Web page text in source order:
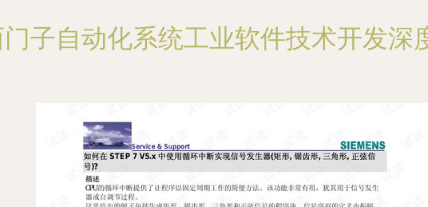
子自动化系统工业软件技术开发深